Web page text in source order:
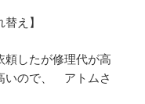
え】
頼したが修理代が高
いので、 アトムさ